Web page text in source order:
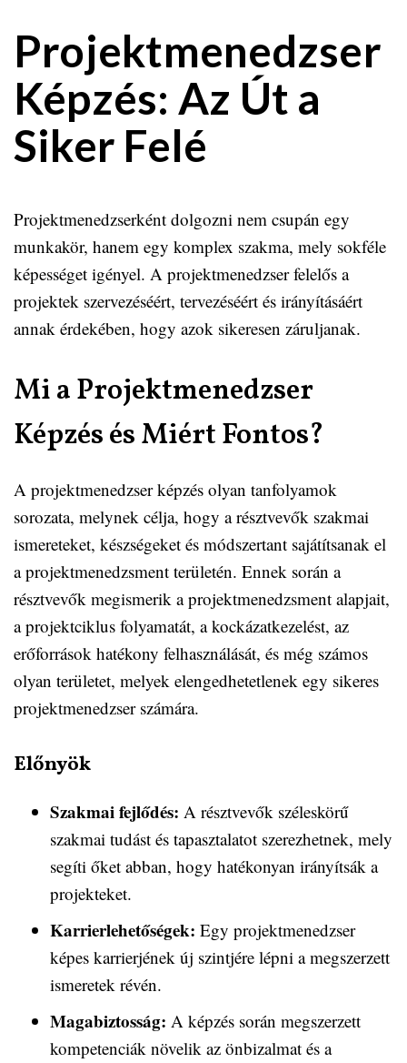
Projektmenedzser
Képzés: Az Út a
Siker Felé
Projektmenedzserként dolgozni nem csupán egy
munkakör, hanem egy komplex szakma, mely sokféle
képességet igényel. A projektmenedzser felelős a
projektek szervezéséért, tervezéséért és irányításáért
annak érdekében, hogy azok sikeresen záruljanak.
Mi a Projektmenedzser
Képzés és Miért Fontos?
A projektmenedzser képzés olyan tanfolyamok
sorozata, melynek célja, hogy a résztvevők szakmai
ismereteket, készségeket és módszertant sajátítsanak el
a projektmenedzsment területén. Ennek során a
résztvevők megismerik a projektmenedzsment alapjait,
a projektciklus folyamatát, a kockázatkezelést, az
erőforrások hatékony felhasználását, és még számos
olyan területet, melyek elengedhetetlenek egy sikeres
projektmenedzser számára.
Előnyök
Szakmai fejlődés: A résztvevők széleskörű
szakmai tudást és tapasztalatot szerezhetnek, mely
segíti őket abban, hogy hatékonyan irányítsák a
projekteket.
Karrierlehetőségek: Egy projektmenedzser
képes karrierjének új szintjére lépni a megszerzett
ismeretek révén.
Magabiztosság: A képzés során megszerzett
kompetenciák növelik az önbizalmat és a